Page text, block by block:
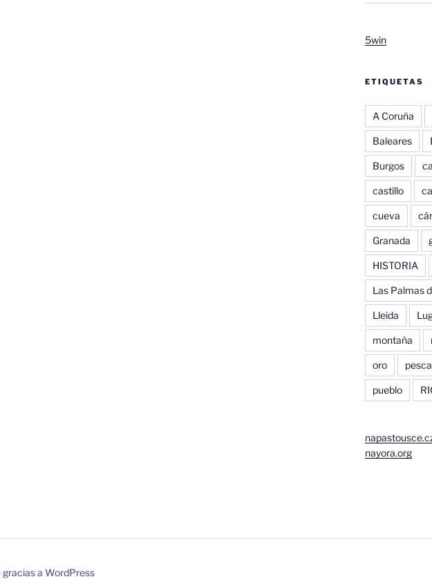
5win
ETIQUETAS
A Coruña
Baleares
Burgos
castillo
cueva
Granada
HISTORIA
Las Palmas
Lleida
montaña
oro pesca
pueblo
nayora.org
gracias a WordPress